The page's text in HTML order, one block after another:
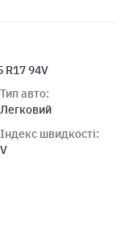
R17 94V
Тип авто:
Легковий
Індекс швидкості:
V